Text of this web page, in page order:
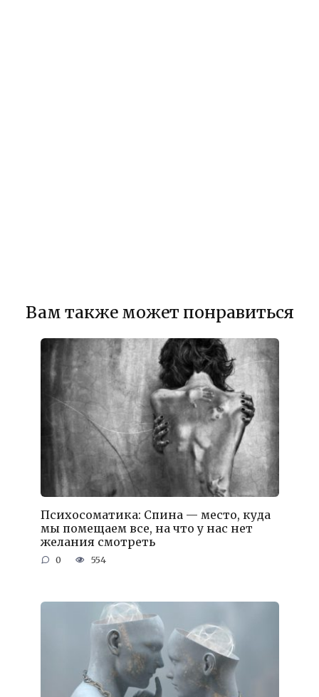
Вам также может понравиться
Психосоматика: Спина — место, куда
мы помещаем все, на что у нас нет
желания смотреть
0 554